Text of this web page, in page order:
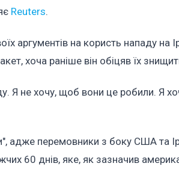
Reuters.
аргументів на користь нападу на
хоча раніше він обіцяв їх
Я не хочу, щоб вони це робили. Я
адже перемовники з боку США та
60 днів, яке, як зазначив